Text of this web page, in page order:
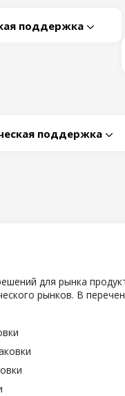
поддержка
поддержка
для рынка
рынков. В